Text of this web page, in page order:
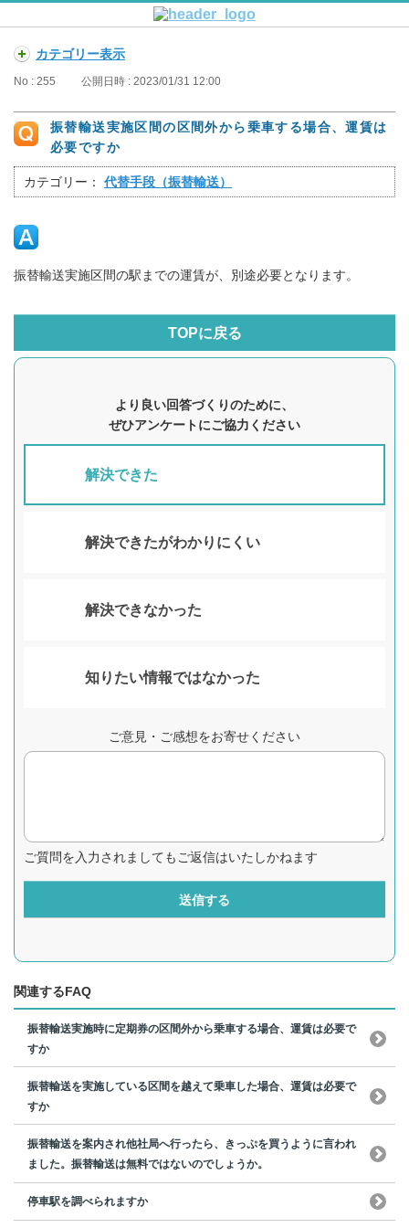
カテゴリー表示
No : 255 公開日時 : 2023/01/31 12:00
振替輸送実施区間の区間外から乗車する場合、運賃は
必要ですか
カテゴリー： 代替手段（振替輸送）
振替輸送実施区間の駅までの運賃が、別途必要となります。
TOPに戻る
より良い回答づくりのために、
ぜひアンケートにご協力ください
解決できた
解決できたがわかりにくい
解決できなかった
知りたい情報ではなかった
ご意見・ご感想をお寄せください
ご質問を入力されましてもご返信はいたしかねます
送信する
関連するFAQ
振替輸送実施時に定期券の区間外から乗車する場合、運賃は必要で
すか
振替輸送を実施している区間を越えて乗車した場合、運賃は必要で
すか
振替輸送を案内され他社局へ行ったら、きっぷを買うように言われ
ました。振替輸送は無料ではないのでしょうか。
停車駅を調べられますか